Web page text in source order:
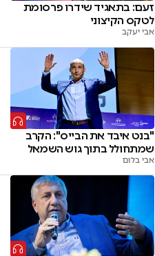
זעם: בתאגיד שידרו פרסומת
לטקס הקיצוני
אבי יעקב
"בנט איבד את הבייס": הקרב
שמתחולל בתוך גוש השמאל
אבי בלום